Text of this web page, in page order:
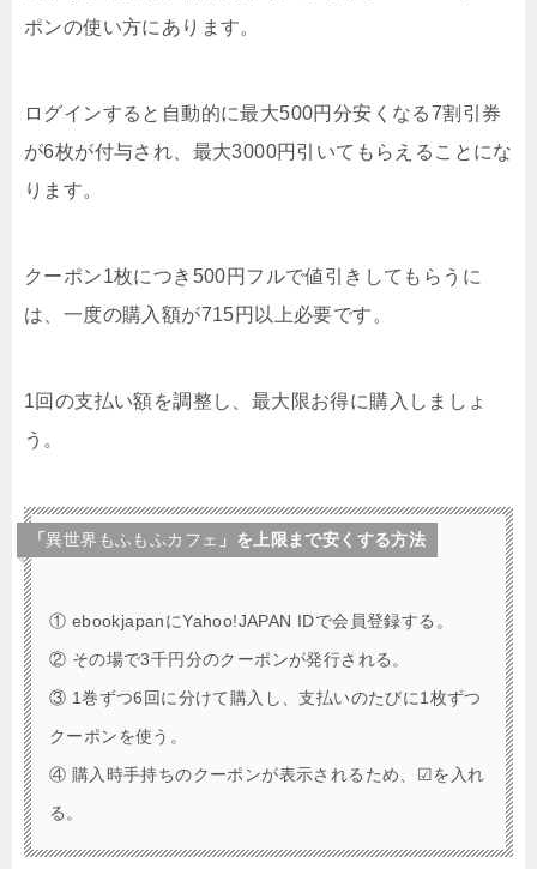
ポンの使い方にあります。
ログインすると自動的に最大500円分安くなる7割引券
が6枚が付与され、最大3000円引いてもらえることにな
ります。
クーポン1枚につき500円フルで値引きしてもらうに
は、一度の購入額が715円以上必要です。
1回の支払い額を調整し、最大限お得に購入しましょ
う。
「異世界もふもふカフェ 」を上限まで安くする方法
① ebookjapanにYahoo!JAPAN IDで会員登録する。
② その場で3千円分のクーポンが発行される。
③ 1巻ずつ6回に分けて購入し、支払いのたびに1枚ずつ
クーポンを使う。
④ 購入時手持ちのクーポンが表示されるため、☑を入れ
る。